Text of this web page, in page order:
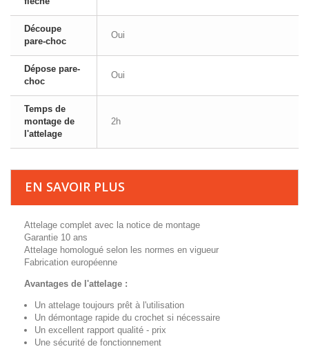
Découpe
pare-choc
Oui
Dépose pare-
choc
Oui
Temps de
montage de
l'attelage
2h
EN SAVOIR PLUS
Attelage complet avec la notice de montage
Garantie 10 ans
Attelage homologué selon les normes en vigueur
Fabrication européenne
Avantages de l'attelage :
Un attelage toujours prêt à l'utilisation
Un démontage rapide du crochet si nécessaire
Un excellent rapport qualité - prix
Une sécurité de fonctionnement